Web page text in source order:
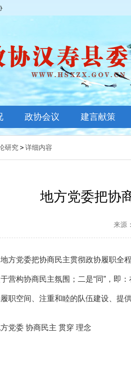
政协会议
常委会议
建言献策
研究>详细内容
地方党委把协
来源
方党委把协商民主贯彻政协履职全
营构协商民主氛围；二是“同”，即
职空间、注重和睦的队伍建设、提
党委 协商民主 贯穿 理念